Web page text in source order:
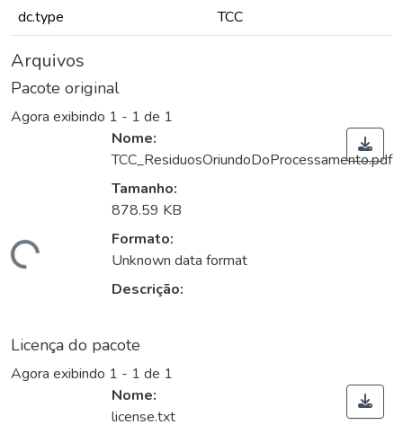
dc.type
TCC
Arquivos
Pacote original
Agora exibindo 1 - 1 de 1
Nome:
TCC_ResiduosOriundoDoProcessamento.pdf
Tamanho:
878.59 KB
Formato:
Unknown data format
Descrição:
Licença do pacote
Agora exibindo 1 - 1 de 1
Nome:
license.txt